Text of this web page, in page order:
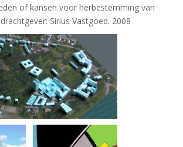
of kansen voor herbestemming van
Sirius Vastgoed. 2008